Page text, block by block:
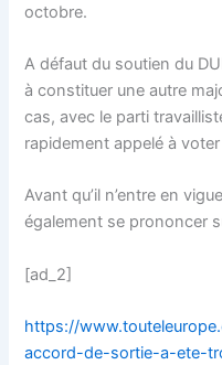
octobre.
A défaut du soutien du
à constituer une autre
cas, avec le parti
rapidement appelé à
Avant qu’il n’entre en
également se prononcer
[ad_2]
https://
accord-de-sortie-a-ete-